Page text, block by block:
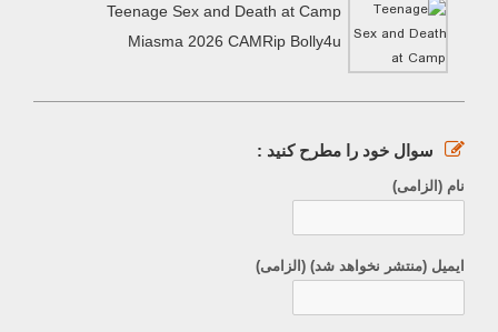
Teenage Sex and Death at Camp
Miasma 2026 CAMRip Bolly4u
سوال خود را مطرح کنید :
نام (الزامی)
ایمیل (منتشر نخواهد شد) (الزامی)